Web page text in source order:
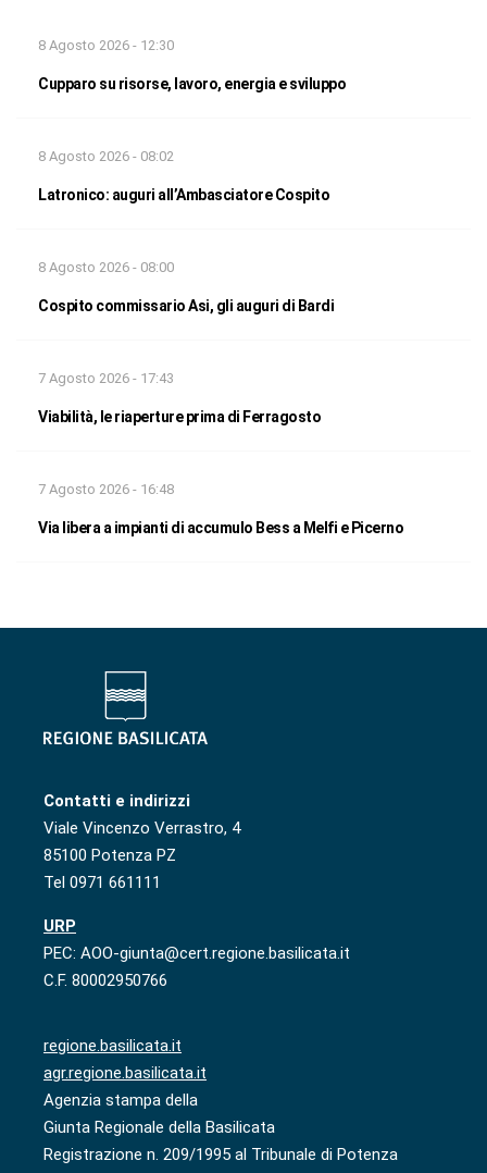
8 Agosto 2026 - 12:30
Cupparo su risorse, lavoro, energia e sviluppo
8 Agosto 2026 - 08:02
Latronico: auguri all’Ambasciatore Cospito
8 Agosto 2026 - 08:00
Cospito commissario Asi, gli auguri di Bardi
7 Agosto 2026 - 17:43
Viabilità, le riaperture prima di Ferragosto
7 Agosto 2026 - 16:48
Via libera a impianti di accumulo Bess a Melfi e Picerno
Contatti e indirizzi
Viale Vincenzo Verrastro, 4
85100 Potenza PZ
Tel 0971 661111
URP
PEC: AOO-giunta@cert.regione.basilicata.it
C.F. 80002950766
regione.basilicata.it
agr.regione.basilicata.it
Agenzia stampa della
Giunta Regionale della Basilicata
Registrazione n. 209/1995 al Tribunale di Potenza